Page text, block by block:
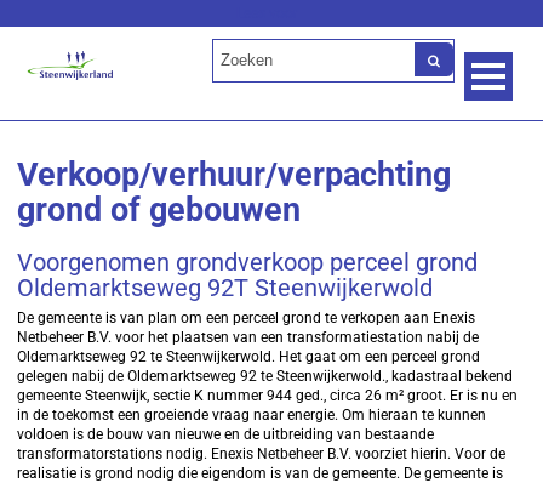
Verkoop/verhuur/verpachting
grond of gebouwen
Voorgenomen grondverkoop perceel grond
Oldemarktseweg 92T Steenwijkerwold
De gemeente is van plan om een perceel grond te verkopen aan Enexis
Netbeheer B.V. voor het plaatsen van een transformatiestation nabij de
Oldemarktseweg 92 te Steenwijkerwold. Het gaat om een perceel grond
gelegen nabij de Oldemarktseweg 92 te Steenwijkerwold., kadastraal bekend
gemeente Steenwijk, sectie K nummer 944 ged., circa 26 m² groot. Er is nu en
in de toekomst een groeiende vraag naar energie. Om hieraan te kunnen
voldoen is de bouw van nieuwe en de uitbreiding van bestaande
transformatorstations nodig. Enexis Netbeheer B.V. voorziet hierin. Voor de
realisatie is grond nodig die eigendom is van de gemeente. De gemeente is